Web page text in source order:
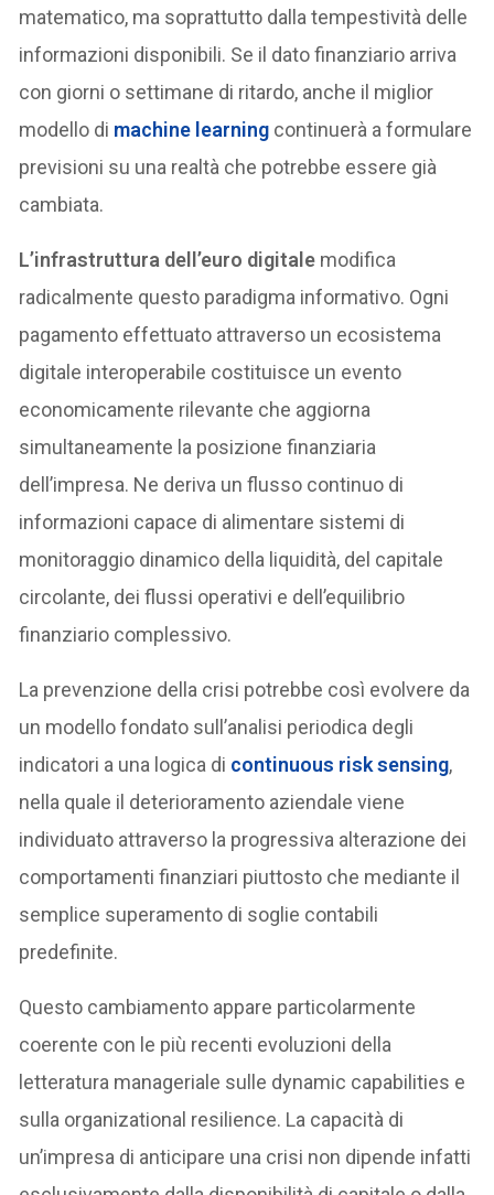
matematico, ma soprattutto dalla tempestività delle
informazioni disponibili. Se il dato finanziario arriva
con giorni o settimane di ritardo, anche il miglior
modello di machine learning continuerà a formulare
previsioni su una realtà che potrebbe essere già
cambiata.
L’infrastruttura dell’euro digitale modifica
radicalmente questo paradigma informativo. Ogni
pagamento effettuato attraverso un ecosistema
digitale interoperabile costituisce un evento
economicamente rilevante che aggiorna
simultaneamente la posizione finanziaria
dell’impresa. Ne deriva un flusso continuo di
informazioni capace di alimentare sistemi di
monitoraggio dinamico della liquidità, del capitale
circolante, dei flussi operativi e dell’equilibrio
finanziario complessivo.
La prevenzione della crisi potrebbe così evolvere da
un modello fondato sull’analisi periodica degli
indicatori a una logica di continuous risk sensing,
nella quale il deterioramento aziendale viene
individuato attraverso la progressiva alterazione dei
comportamenti finanziari piuttosto che mediante il
semplice superamento di soglie contabili
predefinite.
Questo cambiamento appare particolarmente
coerente con le più recenti evoluzioni della
letteratura manageriale sulle dynamic capabilities e
sulla organizational resilience. La capacità di
un’impresa di anticipare una crisi non dipende infatti